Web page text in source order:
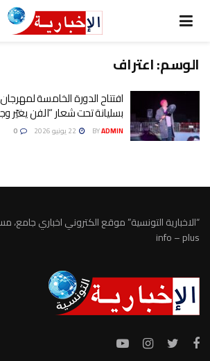
الوسم:اعتراف
افتتاح الدورة الخامسة
بسليانة تحت شعار “الفن يغيّر
BYADMIN
“الاخبارية التونسية” موقع الكتروني اخباري
info – plus